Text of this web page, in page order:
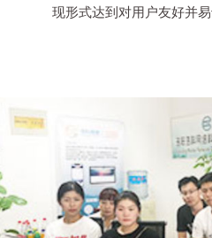
现形式达到对用户友好并